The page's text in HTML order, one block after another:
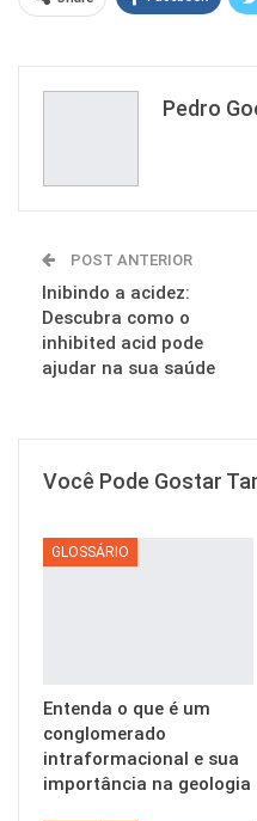
Pedro
POST ANTERIOR
Inibindo a acidez:
Descubra como o
inhibited acid pode
ajudar na sua saúde
Você Pode Gostar
GLOSSÁRIO
Entenda o que é um
conglomerado
intraformacional e sua
importância na geologia